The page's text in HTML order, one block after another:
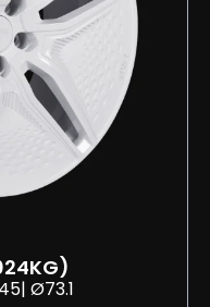
| Ø73.1